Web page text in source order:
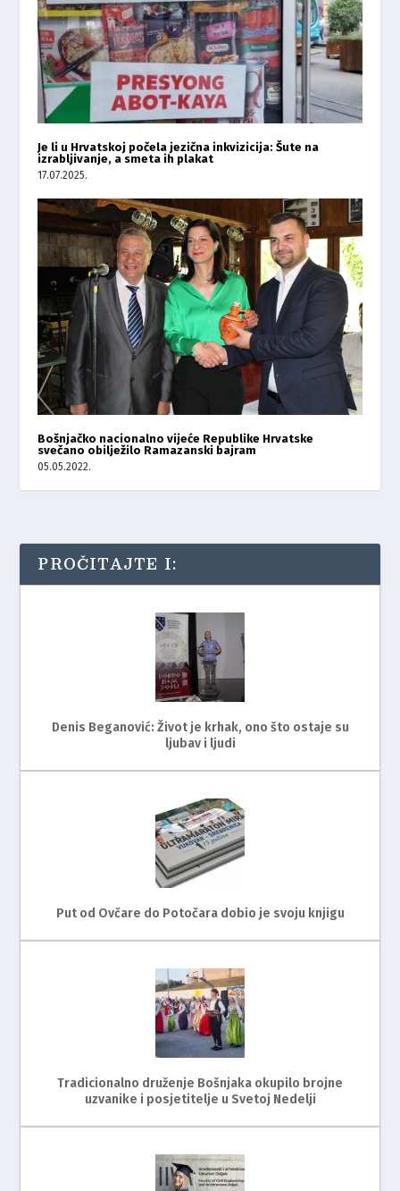
Je li u Hrvatskoj počela jezična inkvizicija: Šute na
izrabljivanje, a smeta ih plakat
17.07.2025.
Bošnjačko nacionalno vijeće Republike Hrvatske
svečano obilježilo Ramazanski bajram
05.05.2022.
PROČITAJTE I:
Denis Beganović: Život je krhak, ono što ostaje su
ljubav i ljudi
Put od Ovčare do Potočara dobio je svoju knjigu
Tradicionalno druženje Bošnjaka okupilo brojne
uzvanike i posjetitelje u Svetoj Nedelji